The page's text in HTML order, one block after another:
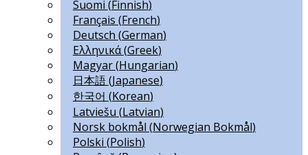
Suomi (Finnish)
Français (French)
Deutsch (German)
Ελληνικά(Greek)
Magyar(Hungarian)
日本語(Japanese)
한국어 (Korean)
Latviešu (Latvian)
Norsk bokmål (Norwegian Bokmål)
Polski (Polish)